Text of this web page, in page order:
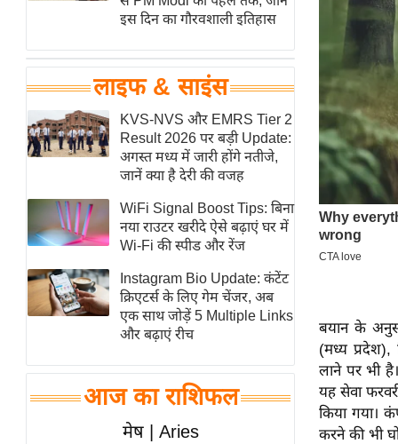
टेक्नॉलॉजी
घरेलू नुस्खे
पर्यटन स्थल
फिटनेस मंत्रा
रिलेशनशिप
राजनीति
विश्लेषण
समसामयिक
मातृभूमि
स्तंभ
एम.
चाय पर
समीक्षा
इस दिन का गौरवशाली इतिहास
लाइफ & साइंस
KVS-NVS और EMRS Tier 2
Result 2026 पर बड़ी Update:
अगस्त मध्य में जारी होंगे नतीजे,
जानें क्या है देरी की वजह
WiFi Signal Boost Tips: बिना
नया राउटर खरीदे ऐसे बढ़ाएं घर में
Wi-Fi की स्पीड और रेंज
Instagram Bio Update: कंटेंट
क्रिएटर्स के लिए गेम चेंजर, अब
एक साथ जोड़ें 5 Multiple Links
और बढ़ाएं रीच
आज का राशिफल
मेष | Aries
बयान के
(मध्य
लाने पर भी
यह सेवा
किया गया।
करने की भी